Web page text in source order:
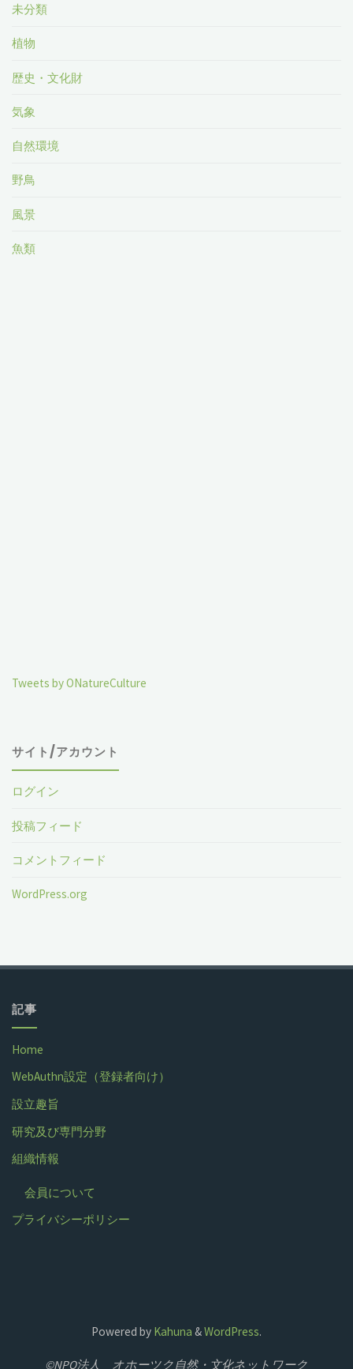
未分類
植物
歴史・文化財
気象
自然環境
野鳥
風景
魚類
Tweets by ONatureCulture
サイト/アカウント
ログイン
投稿フィード
コメントフィード
WordPress.org
記事
Home
WebAuthn設定（登録者向け）
設立趣旨
研究及び専門分野
組織情報
会員について
プライバシーポリシー
Powered by Kahuna &WordPress.
©NPO法人 オホーツク自然・文化ネットワーク